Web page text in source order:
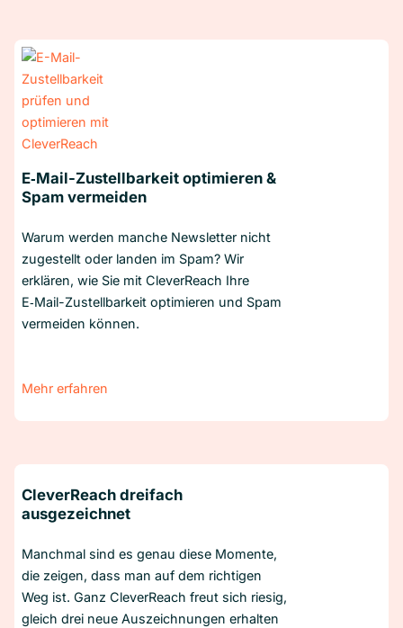
E‑Mail-Zustellbarkeit optimieren &
Spam vermeiden
Warum werden manche Newsletter nicht
zugestellt oder landen im Spam? Wir
erklären, wie Sie mit CleverReach Ihre
E‑Mail-Zustellbarkeit optimieren und Spam
vermeiden können.
Mehr erfahren
CleverReach dreifach
ausgezeichnet
Manchmal sind es genau diese Momente,
die zeigen, dass man auf dem richtigen
Weg ist. Ganz CleverReach freut sich riesig,
gleich drei neue Auszeichnungen erhalten